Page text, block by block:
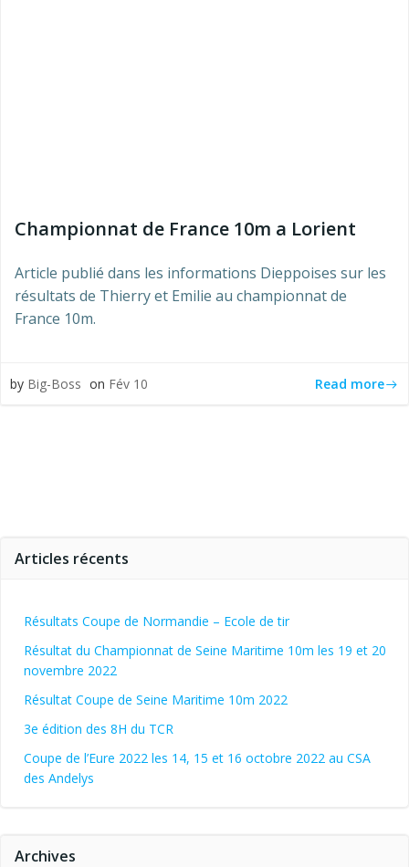
Championnat de France 10m a Lorient
Article publié dans les informations Dieppoises sur les
résultats de Thierry et Emilie au championnat de
France 10m.
by Big-Boss on Fév 10 Read more
Articles récents
Résultats Coupe de Normandie – Ecole de tir
Résultat du Championnat de Seine Maritime 10m les 19 et 20
novembre 2022
Résultat Coupe de Seine Maritime 10m 2022
3e édition des 8H du TCR
Coupe de l’Eure 2022 les 14, 15 et 16 octobre 2022 au CSA
des Andelys
Archives